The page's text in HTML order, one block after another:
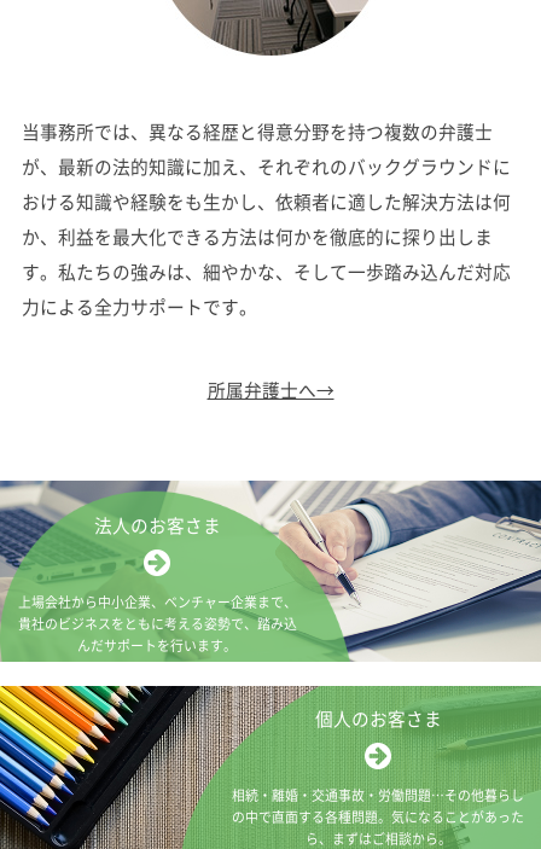
当事務所では、異なる経歴と得意分野を持つ複数の弁護士
が、 最新の法的知識に加え、それぞれのバックグラウンドに
おける知識や経験をも生かし、 依頼者に適した解決方法は何
か、 利益を最大化できる方法は何かを徹底的に探り出しま
す。 私たちの強みは、細やかな、そして一歩踏み込んだ対応
力による全力サポートです。
所属弁護士へ→
法人のお客さま
上場会社から中小企業、ベンチャー企業まで、
貴社のビジネスをともに考える姿勢で、踏み込
んだサポートを行います。
個人のお客さま
相続・離婚・交通事故・労働問題…その他暮らし
の中で直面する各種問題。 気になることがあった
ら、まずはご相談から。